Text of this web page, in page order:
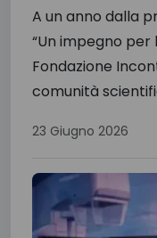
A un anno dalla
“Un impegno per
Fondazione
comunità
23 Giugno 2026